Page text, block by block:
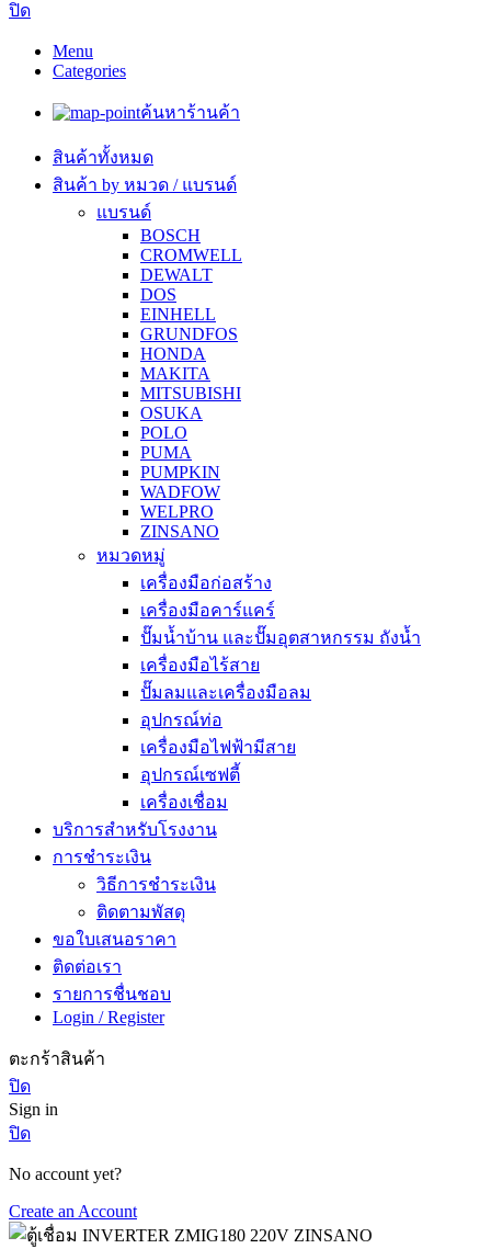
ปิด
Menu
Categories
ค้นหาร้านค้า
สินค้าทั้งหมด
สินค้า by หมวด / แบรนด์
แบรนด์
BOSCH
CROMWELL
DEWALT
DOS
EINHELL
GRUNDFOS
HONDA
MAKITA
MITSUBISHI
OSUKA
POLO
PUMA
PUMPKIN
WADFOW
WELPRO
ZINSANO
หมวดหมู่
เครื่องมือก่อสร้าง
เครื่องมือคาร์แคร์
ปั๊มน้ำบ้าน และปั๊มอุตสาหกรรม ถังน้ำ
เครื่องมือไร้สาย
ปั๊มลมและเครื่องมือลม
อุปกรณ์ท่อ
เครื่องมือไฟฟ้ามีสาย
อุปกรณ์เซฟตี้
เครื่องเชื่อม
บริการสำหรับโรงงาน
การชำระเงิน
วิธีการชำระเงิน
ติดตามพัสดุ
ขอใบเสนอราคา
ติดต่อเรา
รายการชื่นชอบ
Login / Register
ตะกร้าสินค้า
ปิด
Sign in
ปิด
No account yet?
Create an Account